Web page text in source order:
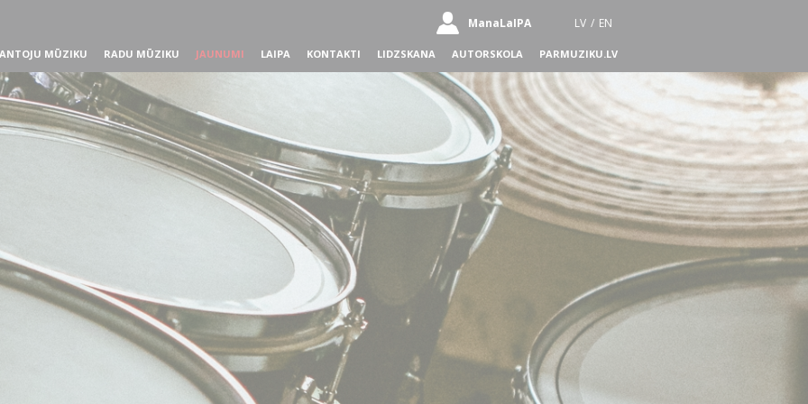
ManaLaIPA LV / EN
MŪZIKU RADU MŪZIKU JAUNUMI LAIPA KONTAKTI LIDZSKANA AUTORSKOLA PARMUZIKU.LV